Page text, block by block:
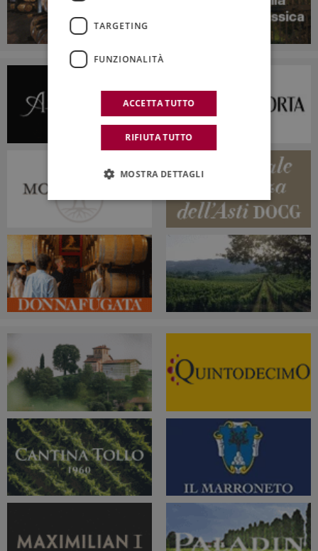
TARGETING
FUNZIONALITÀ
ACCETTA TUTTO
RIFIUTA TUTTO
MOSTRA DETTAGLI